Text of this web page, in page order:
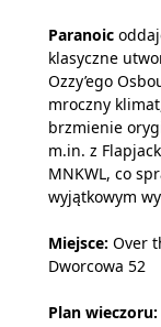
Paranoic
klasyczne
Ozzy’ego
mroczny
brzmienie
m.in. z
MNKWL, co
wyjątkowym
Miejsce: Over
Dworcowa 52
Plan wieczoru: